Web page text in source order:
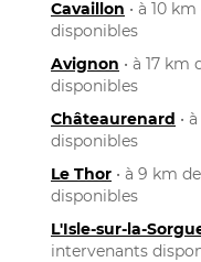
Cavaillon • à 10
disponibles
Avignon • à 17 km
disponibles
Châteaurenard •
disponibles
Le Thor • à 9 km
disponibles
L'Isle-sur-la-
intervenants